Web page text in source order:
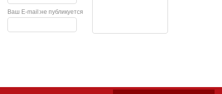
не публикуется
Ваш E-mail: